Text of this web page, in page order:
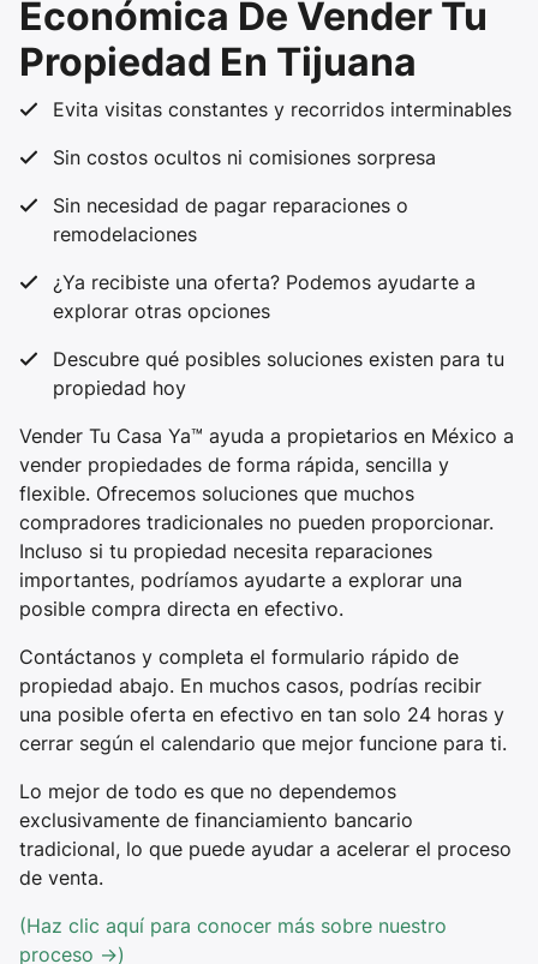
Económica De Vender Tu
Propiedad En Tijuana
Evita visitas constantes y recorridos interminables
Sin costos ocultos ni comisiones sorpresa
Sin necesidad de pagar reparaciones o
remodelaciones
¿Ya recibiste una oferta? Podemos ayudarte a
explorar otras opciones
Descubre qué posibles soluciones existen para tu
propiedad hoy
Vender Tu Casa Ya™ ayuda a propietarios en México a
vender propiedades de forma rápida, sencilla y
flexible. Ofrecemos soluciones que muchos
compradores tradicionales no pueden proporcionar.
Incluso si tu propiedad necesita reparaciones
importantes, podríamos ayudarte a explorar una
posible compra directa en efectivo.
Contáctanos y completa el formulario rápido de
propiedad abajo. En muchos casos, podrías recibir
una posible oferta en efectivo en tan solo 24 horas y
cerrar según el calendario que mejor funcione para ti.
Lo mejor de todo es que no dependemos
exclusivamente de financiamiento bancario
tradicional, lo que puede ayudar a acelerar el proceso
de venta.
(Haz clic aquí para conocer más sobre nuestro
proceso →)